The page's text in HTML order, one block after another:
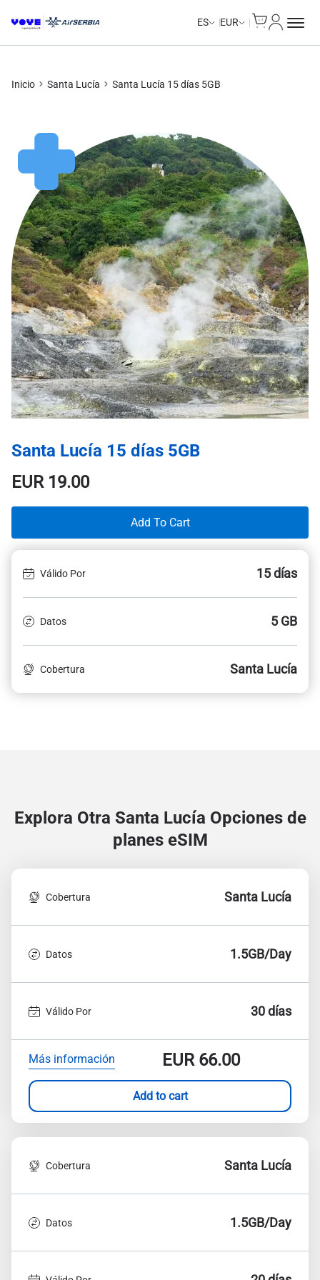
ES EUR
Inicio Santa Lucía Santa Lucía 15 días 5GB
Santa Lucía 15 días 5GB
EUR19.00
Add To Cart
Válido Por 15 días
Datos 5 GB
Cobertura Santa Lucía
Explora Otra Santa Lucía Opciones de
planes eSIM
Cobertura Santa Lucía
Datos 1.5GB/Day
Válido Por 30 días
Más información EUR66.00
Add to cart
Cobertura Santa Lucía
Datos 1.5GB/Day